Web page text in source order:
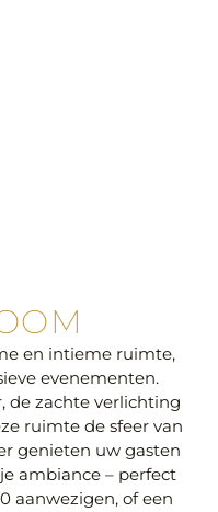
en intieme ruimte,
evenementen.
de zachte verlichting
ruimte de sfeer van
genieten uw gasten
ambiance – perfect
aanwezigen, of een